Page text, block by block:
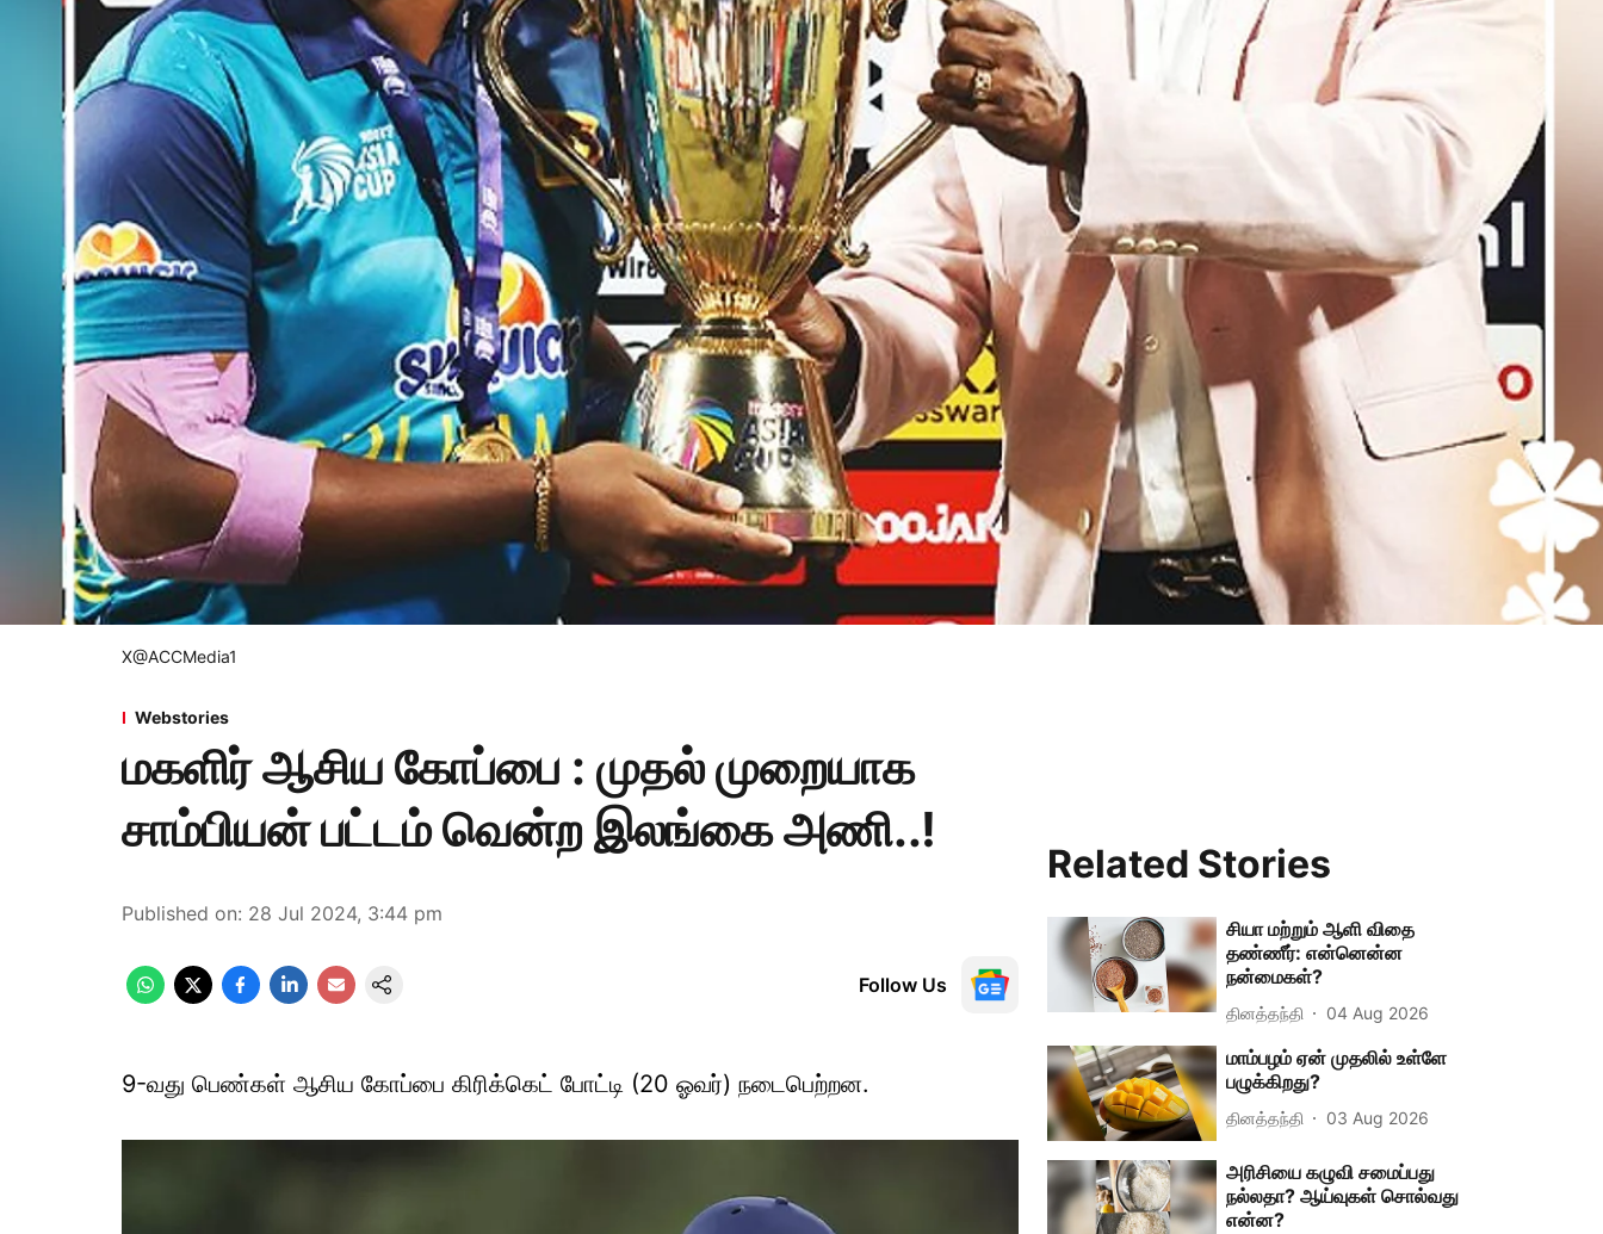
X@ACCMedia1
Webstories
மகளிர் ஆசிய கோப்பை : முதல் முறையாக
சாம்பியன் பட்டம் வென்ற இலங்கை அணி..!
Published on: 28 Jul 2024, 3:44 pm
Follow Us
9-வது பெண்கள் ஆசிய கோப்பை கிரிக்கெட் போட்டி (20 ஓவர்) நடைபெற்றன.
Related Stories
சியா மற்றும் ஆளி விதை
தண்ணீர்: என்னென்ன
நன்மைகள்?
தினத்தந்தி 04 Aug 2026
மாம்பழம் ஏன் முதலில் உள்ளே
பழுக்கிறது?
தினத்தந்தி 03 Aug 2026
அரிசியை கழுவி சமைப்பது
நல்லதா? ஆய்வுகள் சொல்வது
என்ன?